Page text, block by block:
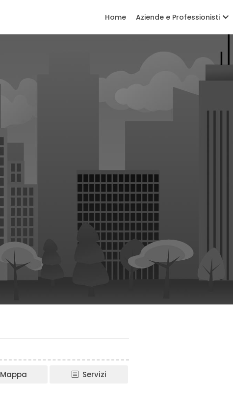
Home Aziende e Professionisti
Mappa Servizi